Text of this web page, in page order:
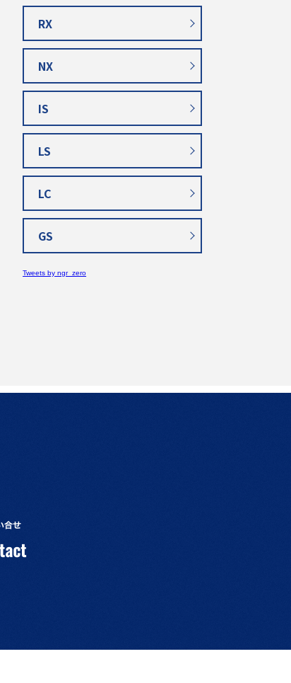
RX
NX
IS
LS
LC
GS
Tweets by ngr_zero